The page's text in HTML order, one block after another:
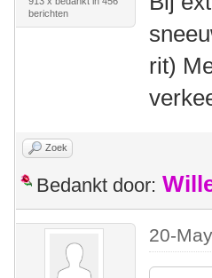
berichten
rit)
Zoek
Bedankt door:
20-